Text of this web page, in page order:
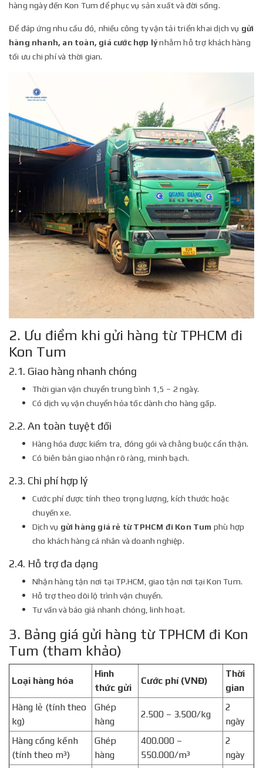
hàng ngày đến Kon Tum để phục vụ sản xuất và đời sống.
Để đáp ứng nhu cầu đó, nhiều công ty vận tải triển khai dịch vụ gửi
hàng nhanh, an toàn, giá cước hợp lýnhằm hỗ trợ khách hàng
tối ưu chi phí và thời gian.
2. Ưu điểm khi gửi hàng từ TPHCM đi
Kon Tum
2.1. Giao hàng nhanh chóng
Thời gian vận chuyển trung bình 1,5 – 2 ngày.
Có dịch vụ vận chuyển hỏa tốc dành cho hàng gấp.
2.2. An toàn tuyệt đối
Hàng hóa được kiểm tra, đóng gói và chằng buộc cẩn thận.
Có biên bản giao nhận rõ ràng, minh bạch.
2.3. Chi phí hợp lý
Cước phí được tính theo trọng lượng, kích thước hoặc
chuyến xe.
Dịch vụ gửi hàng giá rẻ từ TPHCM đi Kon Tum phù hợp
cho khách hàng cá nhân và doanh nghiệp.
2.4. Hỗ trợ đa dạng
Nhận hàng tận nơi tại TP.HCM, giao tận nơi tại Kon Tum.
Hỗ trợ theo dõi lộ trình vận chuyển.
Tư vấn và báo giá nhanh chóng, linh hoạt.
3. Bảng giá gửi hàng từ TPHCM đi Kon
Tum (tham khảo)
Loại hàng hóa
Hình
thức gửi
Cước phí (VNĐ)
Thời
gian
Hàng lẻ (tính theo
kg)
Ghép
hàng
2.500 – 3.500/kg
2
ngày
Hàng cồng kềnh
(tính theo m³)
Ghép
hàng
400.000 –
550.000/m³
2
ngày